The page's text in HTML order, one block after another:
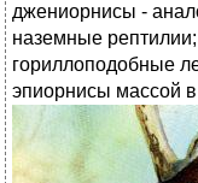
джениорнисы -
наземные
гориллоподобные
эпиорнисы массой